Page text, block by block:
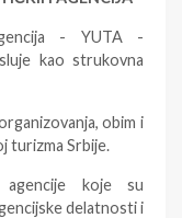
- YUTA -
kao strukovna
obim i
turizma Srbije.
koje su
delatnosti i